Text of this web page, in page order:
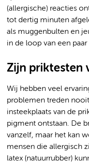
(allergische) reacties
tot dertig minuten
als muggenbulten en
in de loop van een
Zijn priktesten
Wij hebben veel
problemen treden
insteekplaats van de
pigment ontstaan. De
vanzelf, maar het kan
mensen die allergisch
latex (natuurrubber)